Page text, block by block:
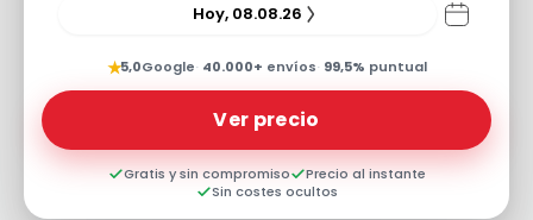
Hoy, 08.08.26
★5,0Google· 40.000+ envíos· 99,5% puntual
Ver precio
Gratis y sin compromiso
Precio al instante
Sin costes ocultos